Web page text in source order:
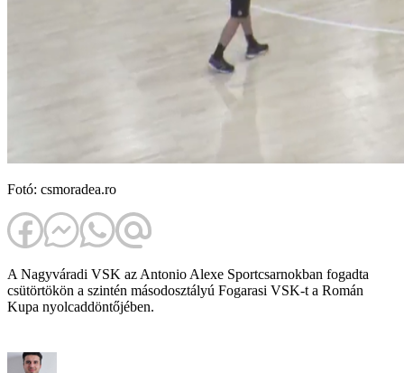
Fotó: csmoradea.ro
A Nagyváradi VSK az Antonio Alexe Sportcsarnokban fogadta
csütörtökön a szintén másodosztályú Fogarasi VSK-t a Román
Kupa nyolcaddöntőjében.